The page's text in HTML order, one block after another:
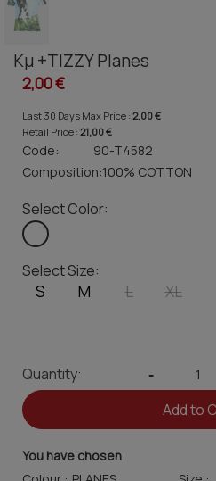
Κμ +TIZZY Planes
2,00 €
Last 30 Days Max Price : 2,00 €
Retail Price : 21,00 €
Code:
90-T4582
Composition:100% COTTON
Select Color:
Select Size:
S M L XL
Quantity: -
Add to
You have chosen